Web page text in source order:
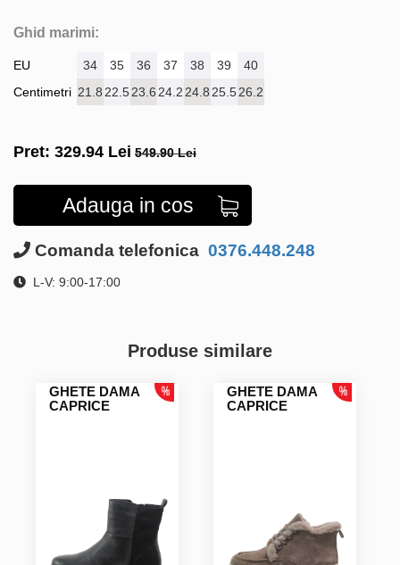
Ghid marimi:
EU
Centimetri
34 35 36 37 38 39
40
21.8 22.523.6 24.2 24.8 25.526.2
Pret: 329.94 Lei 549.90 Lei
Adauga in cos
Comanda telefonica 0376.448.248
L-V: 9:00-17:00
Produse similare
GHETE DAMA
CAPRICE
GHETE DAMA
CAPRICE